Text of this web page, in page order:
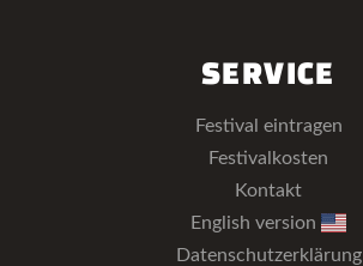
SERVICE
Festival eintragen
Festivalkosten
Kontakt
English version
Datenschutzerklärung